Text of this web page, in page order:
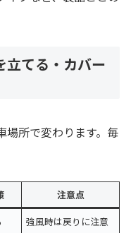
立てる・カバー
場所で変わります。毎
注意点
強風時は戻りに注意